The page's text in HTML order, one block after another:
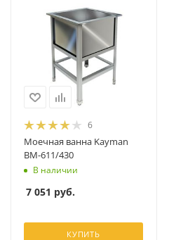
6
Моечная ванна Kayman
ВМ-611/430
В наличии
7 051 руб.
КУПИТЬ